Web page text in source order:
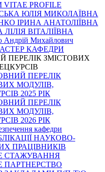
VITAE PROFILE
ЮЛІЯ МИКОЛАЇВНА
ІРИНА АНАТОЛІЇВНА
ВІТАЛІЇВНА
Андрій Михайлович
КАФЕДРИ
ПЕРЕЛІК ЗМІСТОВИХ
ПЕРЕЛІК
МОДУЛІВ,
2025 РІК
ПЕРЕЛІК
МОДУЛІВ,
2026 РІК
кафедри
НАУКОВО-
ПРАЦІВНИКІВ
СТАЖУВАННЯ
ПАРТНЕРСТВО